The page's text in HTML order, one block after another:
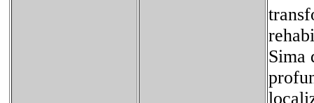
Sima